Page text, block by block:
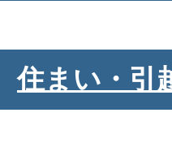
住まい・引